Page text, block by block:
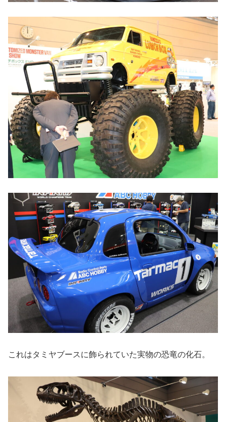
これはタミヤブースに飾られていた実物の恐竜の化石。